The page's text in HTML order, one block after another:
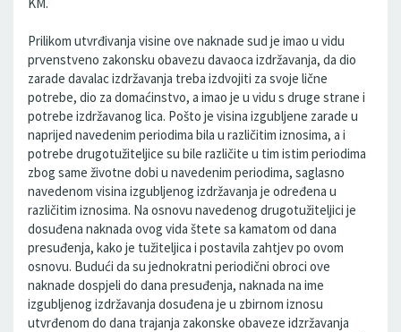
Prilikom utvrđivanja visine ove naknade sud je imao u vidu
prvenstveno zakonsku obavezu davaoca izdržavanja, da dio
zarade davalac izdržavanja treba izdvojiti za svoje lične
potrebe, dio za domaćinstvo, a imao je u vidu s druge strane i
potrebe izdržavanog lica. Pošto je visina izgubljene zarade u
naprijed navedenim periodima bila u različitim iznosima, a i
potrebe drugotužiteljice su bile različite u tim istim periodima
zbog same životne dobi u navedenim periodima, saglasno
navedenom visina izgubljenog izdržavanja je određena u
različitim iznosima. Na osnovu navedenog drugotužiteljici je
dosuđena naknada ovog vida štete sa kamatom od dana
presuđenja, kako je tužiteljica i postavila zahtjev po ovom
osnovu. Budući da su jednokratni periodični obroci ove
naknade dospjeli do dana presuđenja, naknada na ime
izgubljenog izdržavanja dosuđena je u zbirnom iznosu
utvrđenom do dana trajanja zakonske obaveze idzržavanja